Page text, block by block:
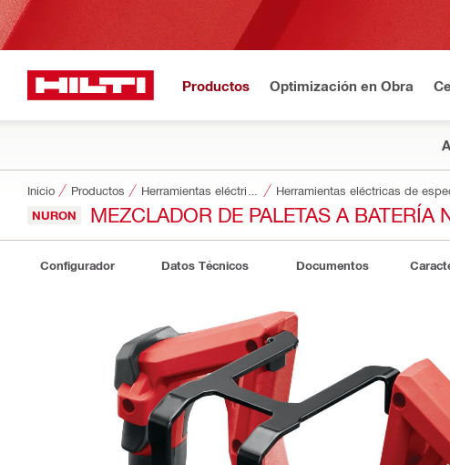
Productos Optimización en Obra
Inicio Productos Herramientas eléctricas de
NURON MEZCLADOR DE PALETAS A BATERÍA
Configurador Datos Técnicos Documentos